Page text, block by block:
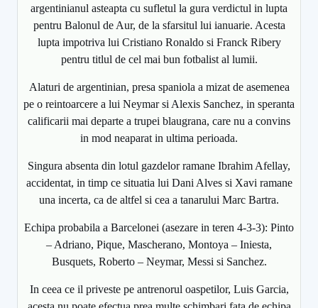
argentinianul asteapta cu sufletul la gura verdictul in lupta
pentru Balonul de Aur, de la sfarsitul lui ianuarie. Acesta
lupta impotriva lui Cristiano Ronaldo si Franck Ribery
pentru titlul de cel mai bun fotbalist al lumii.
Alaturi de argentinian, presa spaniola a mizat de asemenea
pe o reintoarcere a lui Neymar si Alexis Sanchez, in speranta
calificarii mai departe a trupei blaugrana, care nu a convins
in mod neaparat in ultima perioada.
Singura absenta din lotul gazdelor ramane Ibrahim Afellay,
accidentat, in timp ce situatia lui Dani Alves si Xavi ramane
una incerta, ca de altfel si cea a tanarului Marc Bartra.
Echipa probabila a Barcelonei (asezare in teren 4-3-3): Pinto
– Adriano, Pique, Mascherano, Montoya – Iniesta,
Busquets, Roberto – Neymar, Messi si Sanchez.
In ceea ce il priveste pe antrenorul oaspetilor, Luis Garcia,